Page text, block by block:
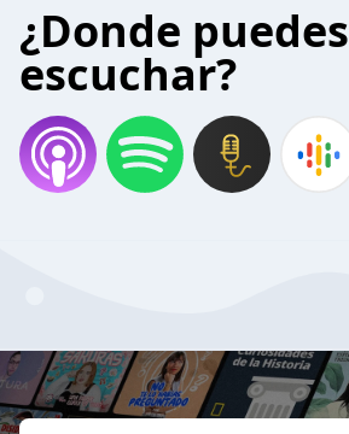
¿Donde puedes
escuchar?